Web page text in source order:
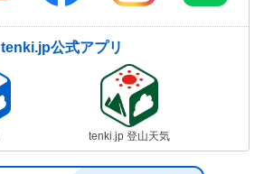
tenki.jp公式アプリ
tenki.jp 登山天気